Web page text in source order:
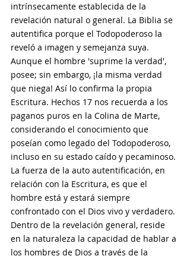
intrínsecamente establecida de la
revelación natural o general. La Biblia se
autentifica porque el Todopoderoso la
reveló a imagen y semejanza suya.
Aunque el hombre 'suprime la verdad',
posee; sin embargo, ¡la misma verdad
que niega! Así lo confirma la propia
Escritura. Hechos 17 nos recuerda a los
paganos puros en la Colina de Marte,
considerando el conocimiento que
poseían como legado del Todopoderoso,
incluso en su estado caído y pecaminoso.
La fuerza de la auto autentificación, en
relación con la Escritura, es que el
hombre está y estará siempre
confrontado con el Dios vivo y verdadero.
Dentro de la revelación general, reside
en la naturaleza la capacidad de hablar a
los hombres de Dios a través de la